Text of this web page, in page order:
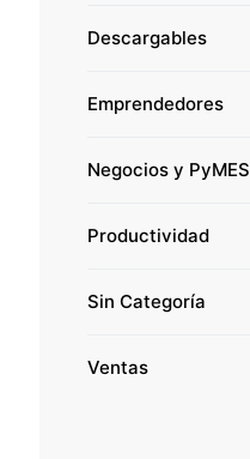
Descargables
Emprendedores
Negocios y PyMES
Productividad
Sin Categoría
Ventas